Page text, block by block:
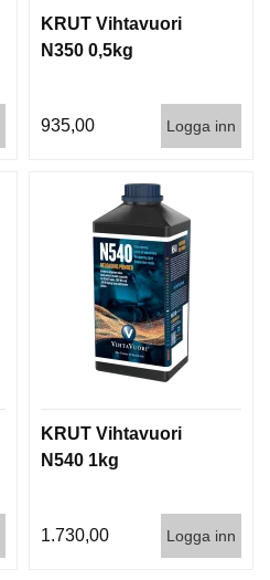
KRUT Vihtavuori
N350 0,5kg
935,00 Logga inn
KRUT Vihtavuori
N540 1kg
1.730,00 Logga inn